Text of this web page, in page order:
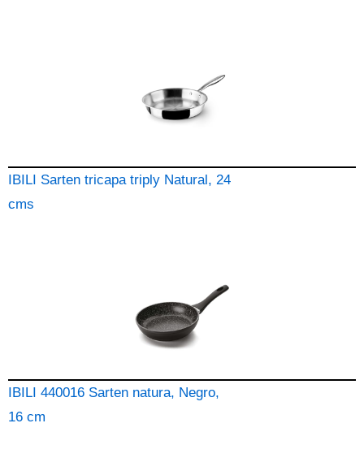
IBILI Sarten tricapa triply Natural, 24
cms
IBILI 440016 Sarten natura, Negro,
16 cm